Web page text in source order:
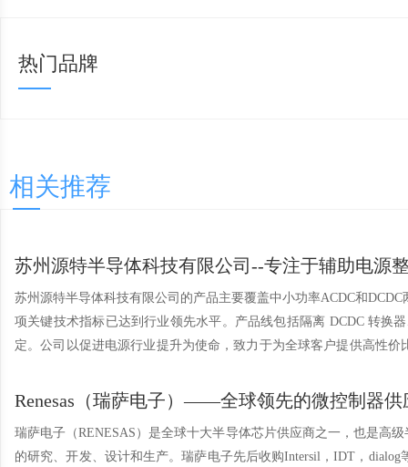
热门品牌
相关推荐
苏州源特半导体科技有限公司--专注于辅助电源
苏州源特半导体科技有限公司的产品主要覆盖中小功率ACDC和
项关键技术指标已达到行业领先水平。产品线包括隔离 DCDC 转换
定。公司以促进电源行业提升为使命，致力于为全球客户提供高性
PWM控制器 通用型PWM控制器 四、磁性器件 VPT VPE VPP 五、非隔离DCDC转换器 升压转换器 降压转换器 应用范围：工业控制、能源与电源、仪器仪表、通信与物联网、汽车电子、消
Renesas（瑞萨电子）——全球领先的微控制器
瑞萨电子（RENESAS）是全球十大半导体芯片供应商之一，也是高
的研究、开发、设计和生产。瑞萨电子先后收购Intersil，IDT，dialog等品牌，进一步巩固了